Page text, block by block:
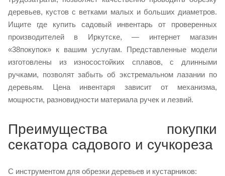
деревьев, кустов с ветками малых и больших диаметров.
Ищите где купить садовый инвентарь от проверенных
производителей в Иркутске, — интернет магазин
«38покупок» к вашим услугам. Представленные модели
изготовлены из износостойких сплавов, с длинными
ручками, позволят забыть об экстремальном лазании по
деревьям. Цена инвентаря зависит от механизма,
мощности, разновидности материала ручек и лезвий.
Преимущества покупки
секатора садового и сучкореза
С инструментом для обрезки деревьев и кустарников: